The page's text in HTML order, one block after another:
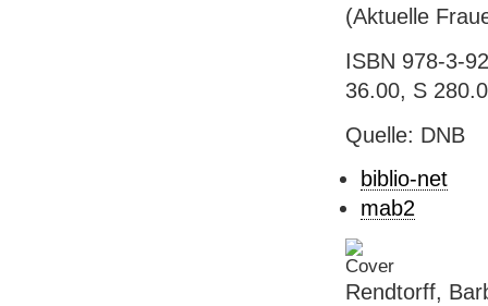
(Aktuelle
ISBN 978-3-
36.00, S
Quelle: DNB
biblio-net
mab2
Rendtorff,